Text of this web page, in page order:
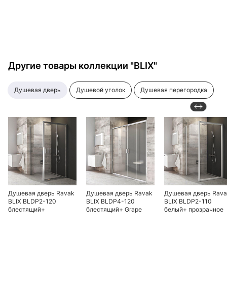
Другие товары коллекции "BLIX"
душевая дверь душевой уголок душевая перегородка
Душевая дверь Ravak
BLIX BLDP2-120
блестящий+
Душевая дверь Ravak
BLIX BLDP4-120
блестящий+ Grape
Душевая дверь
BLIX BLDP2-110
белый+ прозрачное